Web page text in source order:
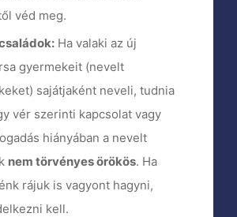
véd meg.
Ha valaki az új
gyermekeit (nevelt
sajátjaként neveli, tudnia
vér szerinti kapcsolat vagy
hiányában a nevelt
nem törvényes örökös. Ha
rájuk is vagyont hagyni,
kell.